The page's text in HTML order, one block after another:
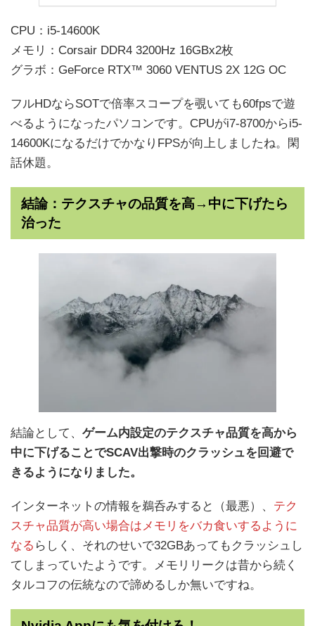
CPU：i5-14600K
メモリ：Corsair DDR4 3200Hz 16GBx2枚
グラボ：GeForce RTX™ 3060 VENTUS 2X 12G OC
フルHDならSOTで倍率スコープを覗いても60fpsで遊
べるようになったパソコンです。CPUがi7-8700からi5-
14600KになるだけでかなりFPSが向上しましたね。閑
話休題。
結論：テクスチャの品質を高→中に下げたら
治った
結論として、 ゲーム内設定のテクスチャ品質を高から
中に下げることでSCAV出撃時のクラッシュを回避で
きるようになりました。
インターネットの情報を鵜呑みすると（最悪）、 テク
スチャ品質が高い場合はメモリをバカ食いするように
なる らしく、それのせいで32GBあってもクラッシュし
てしまっていたようです。メモリリークは昔から続く
タルコフの伝統なので諦めるしか無いですね。